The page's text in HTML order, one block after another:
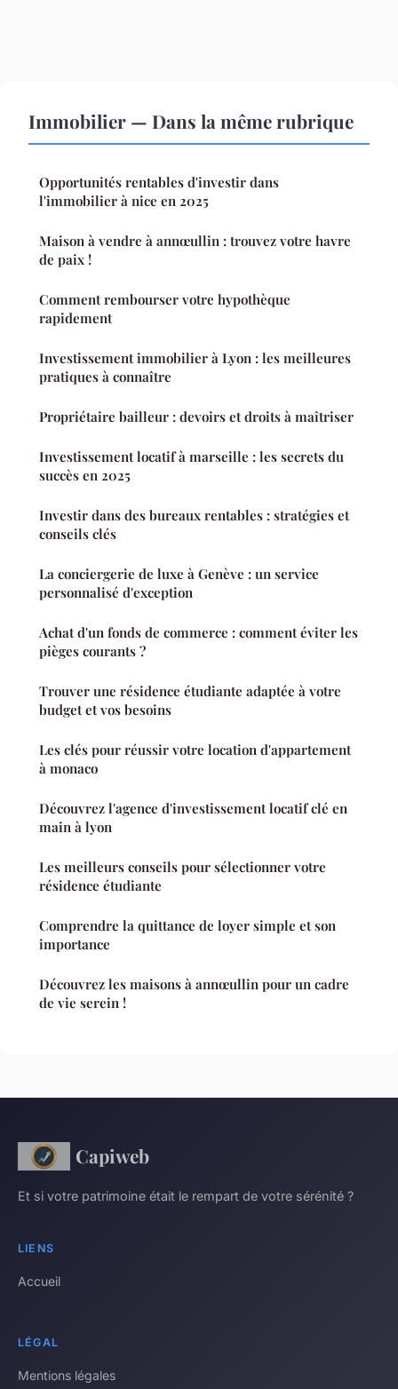
Immobilier — Dans la même rubrique
Opportunités rentables d'investir dans
l'immobilier à nice en 2025
Maison à vendre à annœullin : trouvez votre havre
de paix !
Comment rembourser votre hypothèque
rapidement
Investissement immobilier à Lyon : les meilleures
pratiques à connaître
Propriétaire bailleur : devoirs et droits à maîtriser
Investissement locatif à marseille : les secrets du
succès en 2025
Investir dans des bureaux rentables : stratégies et
conseils clés
La conciergerie de luxe à Genève : un service
personnalisé d'exception
Achat d'un fonds de commerce : comment éviter les
pièges courants ?
Trouver une résidence étudiante adaptée à votre
budget et vos besoins
Les clés pour réussir votre location d'appartement
à monaco
Découvrez l'agence d'investissement locatif clé en
main à lyon
Les meilleurs conseils pour sélectionner votre
résidence étudiante
Comprendre la quittance de loyer simple et son
importance
Découvrez les maisons à annœullin pour un cadre
de vie serein !
Capiweb
Et si votre patrimoine était le rempart de votre sérénité ?
LIENS
Accueil
LÉGAL
Mentions légales